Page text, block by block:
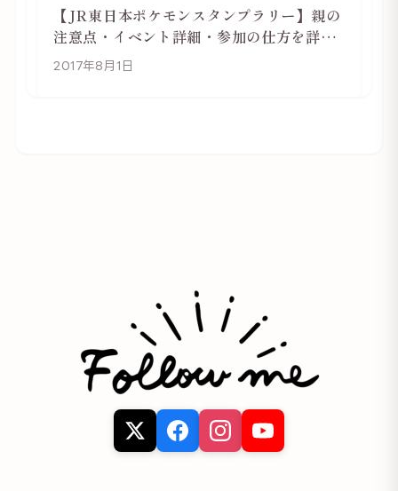
【JR東日本ポケモンスタンプラリー】親の
注意点・イベント詳細・参加の仕方を詳し
く解説
2017年8月1日